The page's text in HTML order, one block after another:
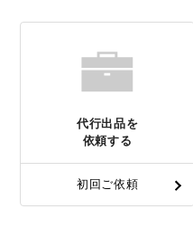
代行出品を
依頼する
初回ご依頼